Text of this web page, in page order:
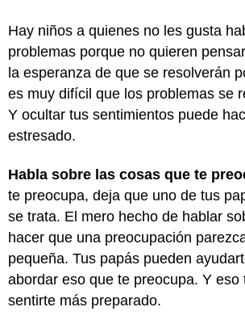
Hay niños a quienes no les gusta
problemas porque no quieren
la esperanza de que se resolverán
es muy difícil que los problemas se
Y ocultar tus sentimientos puede
estresado.
Habla sobre las cosas que te
te preocupa, deja que uno de tus
se trata. El mero hecho de hablar
hacer que una preocupación
pequeña. Tus papás pueden
abordar eso que te preocupa. Y eso
sentirte más preparado.